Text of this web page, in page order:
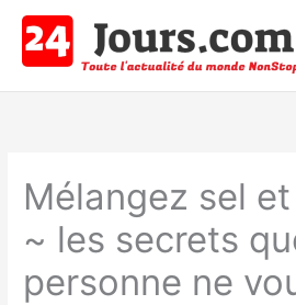
contenu
Mélangez sel
~ les secrets
personne ne